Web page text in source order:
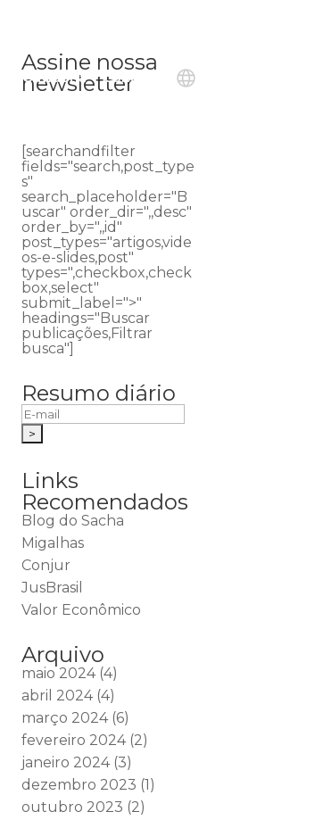
Ouvidoria Contato
Assine nossa
newsletter
[searchandfilter
fields="search,post_type
s"
search_placeholder="B
uscar" order_dir=",,desc"
order_by=",,id"
post_types="artigos,vide
os-e-slides,post"
types=",checkbox,check
box,select"
submit_label=">"
headings="Buscar
publicações,Filtrar
busca"]
Resumo diário
Links
Recomendados
Blog do Sacha
Migalhas
Conjur
JusBrasil
Valor Econômico
Arquivo
maio 2024(4)
abril 2024(4)
março 2024(6)
fevereiro 2024(2)
janeiro 2024(3)
dezembro 2023 (1)
outubro 2023 (2)